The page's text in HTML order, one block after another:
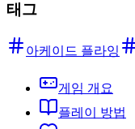
태그
아케이드 플라잉
게임 개요
플레이 방법